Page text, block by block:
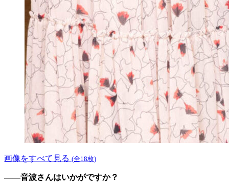
画像をすべて見る (全18枚)
――音波さんはいかがですか？